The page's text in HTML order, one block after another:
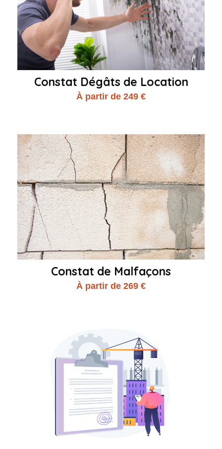
Constat Dégâts de Location
À partir de 249 €
Constat de Malfaçons
À partir de 269 €